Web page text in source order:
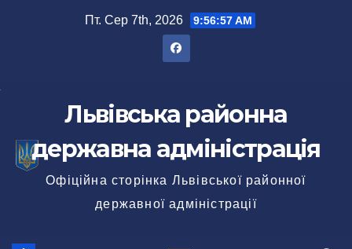
Пт. Сер 7th, 2026 9:56:58 AM
Львівська районна
державна адміністрація
Офіційна сторінка Львівської районної
державної адміністрації